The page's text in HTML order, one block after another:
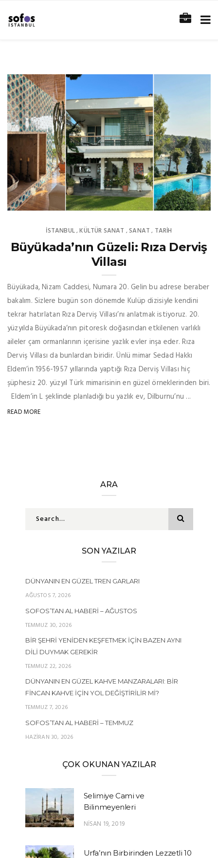
İSTANBUL,KÜLTÜR SANAT ,SANAT , TARİH
Büyükada’nın Güzeli: Rıza Derviş
Villası
Büyükada, Nizam Caddesi, Numara 20. Gelin bu adrese beraber
bakalım. Sizlere bugün son dönemde Kulüp dizisiyle kendini
tekrar hatırlatan Rıza Derviş Villası’nı anlatmak istiyoruz. 20.
yüzyılda Büyükada’nın pitoresk doğasından etkilenen varlıklı
aileler çam ormanlarının içerisine yazlık evler inşa eder. Rıza
Derviş Villası da bunlardan biridir. Ünlü mimar Sedad Hakkı
Eldem’in 1956-1957 yıllarında yaptığı Rıza Derviş Villası hiç
şüphesiz 20. yüzyıl Türk mimarisinin en güzel örneklerinden biri.
Eldem’in L şeklinde planladığı bu yazlık ev, Dilburnu’nu ...
READ MORE
ARA
SON YAZILAR
DÜNYANIN EN GÜZEL TREN GARLARI
AĞUSTOS 7, 2026
SOFOS’TAN AL HABERI – AĞUSTOS
TEMMUZ 30, 2026
BIR ŞEHRI YENIDEN KEŞFETMEK İÇIN BAZEN AYNI
DILI DUYMAK GEREKIR
TEMMUZ 22, 2026
DÜNYANIN EN GÜZEL KAHVE MANZARALARI: BIR
FINCAN KAHVE İÇIN YOL DEĞIŞTIRILIR MI?
TEMMUZ 7, 2026
SOFOS’TAN AL HABERI – TEMMUZ
HAZIRAN 30, 2026
ÇOK OKUNAN YAZILAR
Selimiye Cami ve
Bilinmeyenleri
NISAN 19, 2019
Urfa’nın Birbirinden Lezzetli 10